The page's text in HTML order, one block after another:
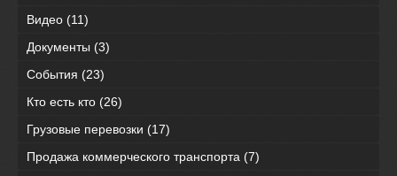
Видео (11)
Документы (3)
События (23)
Кто есть кто (26)
Грузовые перевозки (17)
Продажа коммерческого транспорта (7)